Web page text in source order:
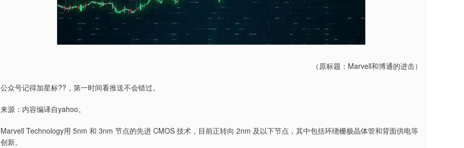
（原标题：Marvell和博通的进击）
公众号记得加星标??，第一时间看推送不会错过。
来源：内容编译自yahoo。
Marvell Technology用 5nm 和 3nm 节点的先进 CMOS 技术，目前正转向 2nm 及以下节点，其中包括环绕栅极晶体管和背面供电等
创新。